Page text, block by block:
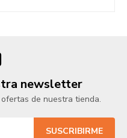
newsletter
de nuestra tienda.
SUSCRIBIRME